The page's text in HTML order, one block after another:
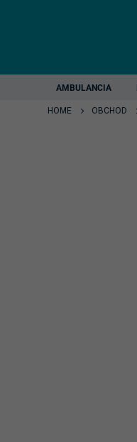
AMBULANCIA
HOME OBCHOD